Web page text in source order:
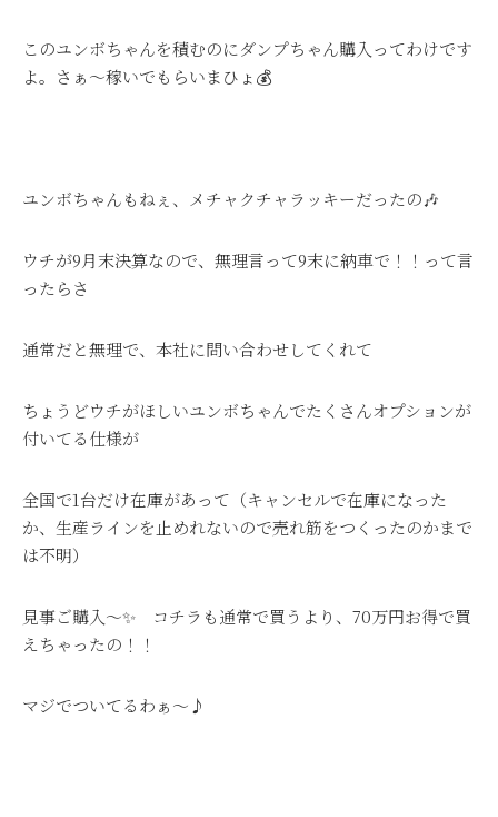
このユンボちゃんを積むのにダンプちゃん購入ってわけです
よ。さぁ～稼いでもらいまひょ💰
ユンボちゃんもねぇ、メチャクチャラッキーだったの🎶
ウチが9月末決算なので、無理言って9末に納車で！！って言
ったらさ
通常だと無理で、本社に問い合わせしてくれて
ちょうどウチがほしいユンボちゃんでたくさんオプションが
付いてる仕様が
全国で1台だけ在庫があって（キャンセルで在庫になった
か、生産ラインを止めれないので売れ筋をつくったのかまで
は不明）
見事ご購入～✨ コチラも通常で買うより、70万円お得で買
えちゃったの！！
マジでついてるわぁ～♪